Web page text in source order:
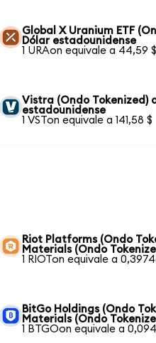
Global X Uranium ETF
Dólar estadounidense
1 URAon equivale a 44,59 $
Vistra (Ondo Tokenized)
estadounidense
1 VSTon equivale a 141,58 $
Riot Platforms (Ondo
Materials (Ondo
1 RIOTon equivale a
BitGo Holdings (Ondo
Materials (Ondo
1 BTGOon equivale a